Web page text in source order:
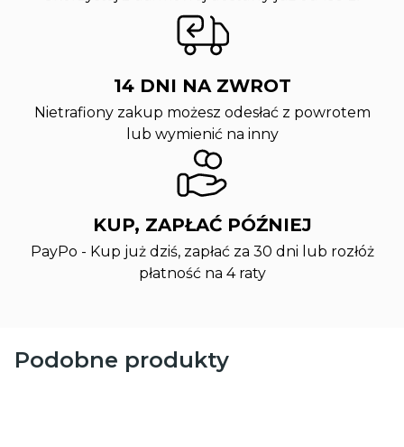
14 DNI NA ZWROT
Nietrafiony zakup możesz odesłać z powrotem
lub wymienić na inny
KUP, ZAPŁAĆ PÓŹNIEJ
PayPo - Kup już dziś, zapłać za 30 dni lub rozłóż
płatność na 4 raty
Podobne produkty